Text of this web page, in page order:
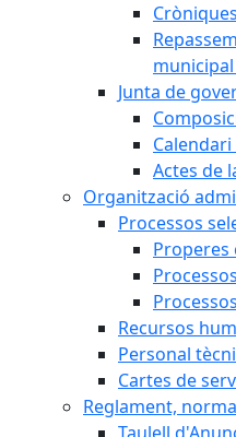
Junta de
Actes de
Organització
Processos
Properes
Recursos
Personal
Cartes de
Reglament,